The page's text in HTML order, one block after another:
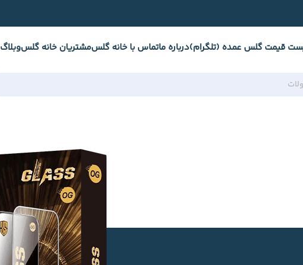
قیمت گلس عمده (تلگرام)درباره ماتماس با خانه گلسمشتریان خانه گلسوبلاگ